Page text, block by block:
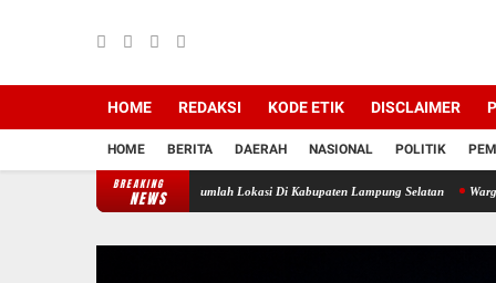
HOME REDAKSI KODE ETIK DISCLAIMER
HOME BERITA DAERAH NASIONAL POLITIK
BREAKING
NEWS
Beraksi Di Sejumlah Lokasi Di Kabupaten Lampung Selatan Warga Desak